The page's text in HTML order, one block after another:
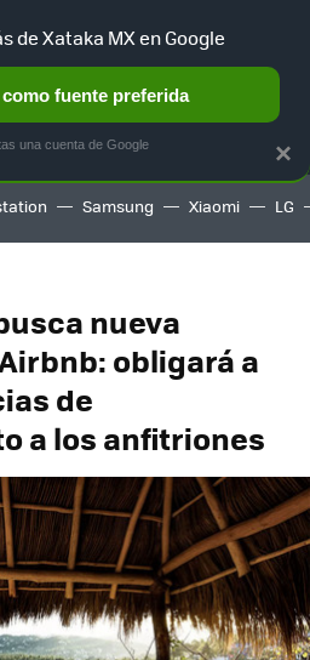
HOME AUTO TERRITORIO
Samsung Xiaomi LG
nueva
obligará a
de
a los anfitriones
×
de Xataka MX en Google
fuente preferida
una cuenta de Google